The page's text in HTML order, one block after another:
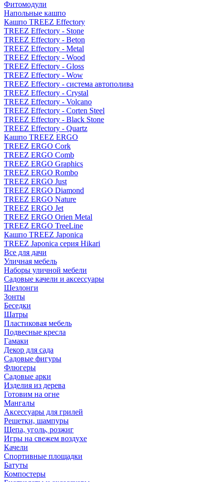
Фитомодули
Напольные кашпо
Кашпо TREEZ Effectory
TREEZ Effectory - Stone
TREEZ Effectory - Beton
TREEZ Effectory - Metal
TREEZ Effectory - Wood
TREEZ Effectory - Gloss
TREEZ Effectory - Wow
TREEZ Effectory - система автополива
TREEZ Effectory - Crystal
TREEZ Effectory - Volcano
TREEZ Effectory - Corten Steel
TREEZ Effectory - Black Stone
TREEZ Effectory - Quartz
Кашпо TREEZ ERGO
TREEZ ERGO Cork
TREEZ ERGO Comb
TREEZ ERGO Graphics
TREEZ ERGO Rombo
TREEZ ERGO Just
TREEZ ERGO Diamond
TREEZ ERGO Nature
TREEZ ERGO Jet
TREEZ ERGO Orien Metal
TREEZ ERGO TreeLine
Кашпо TREEZ Japonica
TREEZ Japonica серия Hikari
Все для дачи
Уличная мебель
Наборы уличной мебели
Садовые качели и аксессуары
Шезлонги
Зонты
Беседки
Шатры
Пластиковая мебель
Подвесные кресла
Гамаки
Декор для сада
Садовые фигуры
Флюгеры
Садовые арки
Изделия из дерева
Готовим на огне
Мангалы
Аксессуары для грилей
Решетки, шампуры
Щепа, уголь, розжиг
Игры на свежем воздухе
Качели
Спортивные площадки
Батуты
Компостеры